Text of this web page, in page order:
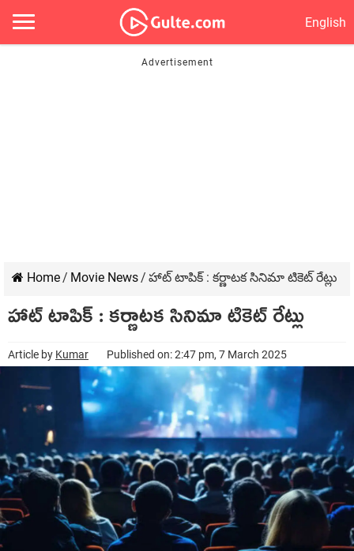
English
Home/ Movie News/ హాట్ టాపిక్ : కర్ణాటక సినిమా టికెట్ రేట్లు
హాట్ టాపిక్ : కర్ణాటక సినిమా టికెట్ రేట్లు
Article by Kumar Published on: 2:47 pm, 7 March 2025